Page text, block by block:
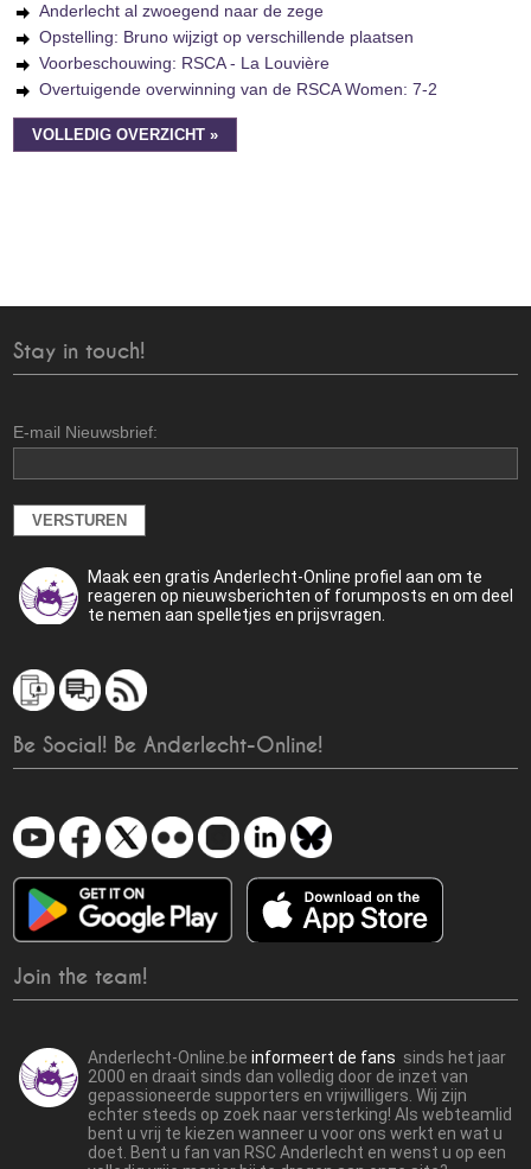
Anderlecht al zwoegend naar de zege
Opstelling: Bruno wijzigt op verschillende plaatsen
Voorbeschouwing: RSCA - La Louvière
Overtuigende overwinning van de RSCA Women: 7-2
VOLLEDIG OVERZICHT »
Stay in touch!
E-mail Nieuwsbrief:
Maak een gratis Anderlecht-Online profiel aan om te
reageren op nieuwsberichten of forumposts en om deel
te nemen aan spelletjes en prijsvragen.
Be Social! Be Anderlecht-Online!
Join the team!
Anderlecht-Online.beinformeert de fans sinds het jaar
2000 en draait sinds dan volledig door de inzet van
gepassioneerde supporters en vrijwilligers. Wij zijn
echter steeds op zoek naar versterking! Als webteamlid
bent u vrij te kiezen wanneer u voor ons werkt en wat u
doet. Bent u fan van RSC Anderlecht en wenst u op een